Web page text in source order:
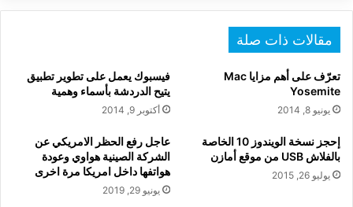
مقالات ذات صلة
تعرّف على أهم مزايا Mac
Yosemite
يونيو 8, 2014
فيسبوك يعمل على تطوير تطبيق
يتيح الدردشة بأسماء وهمية
أكتوبر 9, 2014
إحجز نسخة الويندوز 10 الخاصة
بالفلاش USB من موقع أمازن
يوليو 26, 2015
عاجل رفع الحظر الامريكي عن
الشركة الصينية هواوي وعودة
هواتفها داخل امريكا مرة اخرى
يونيو 29, 2019